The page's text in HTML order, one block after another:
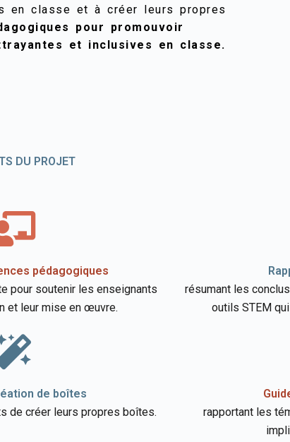
classe et à créer leurs propres
pour promouvoir
et inclusives en classe.
DU PROJET​
pédagogiques
pour soutenir les enseignants
et leur mise en œuvre.
résumant les
outils STEM
de boîtes​
de créer leurs propres boîtes.
rapportant les